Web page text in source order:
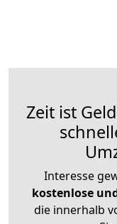
Zeit ist
Interesse
kostenlose
die innerhalb